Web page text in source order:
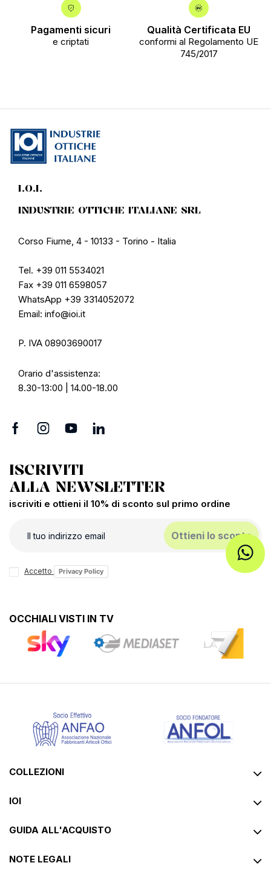
Pagamenti sicuri
e criptati
Qualità Certificata EU
conformi al Regolamento UE
745/2017
I.O.I.
INDUSTRIE OTTICHE ITALIANE SRL
Corso Fiume, 4 - 10133 - Torino - Italia
Tel. +39 011 5534021
Fax +39 011 6598057
WhatsApp +39 3314052072
Email: info@ioi.it
P. IVA 08903690017
Orario d'assistenza:
8.30-13:00 | 14.00-18.00
ISCRIVITI
ALLA NEWSLETTER
iscriviti e ottieni il 10% di sconto sul primo ordine
Ottieni lo sconto
Accetto Privacy Policy
OCCHIALI VISTI IN TV
COLLEZIONI
IOI
GUIDA ALL'ACQUISTO
NOTE LEGALI